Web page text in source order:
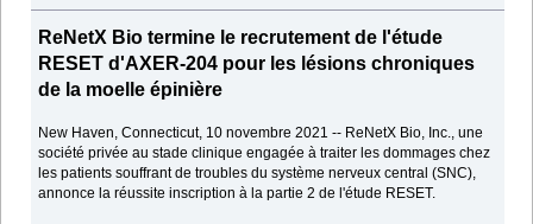
ReNetX Bio termine le recrutement de l'étude
RESET d'AXER-204 pour les lésions chroniques
de la moelle épinière
New Haven, Connecticut, 10 novembre 2021 -- ReNetX Bio, Inc., une
société privée au stade clinique engagée à traiter les dommages chez
les patients souffrant de troubles du système nerveux central (SNC),
annonce la réussite inscription à la partie 2 de l'étude RESET.